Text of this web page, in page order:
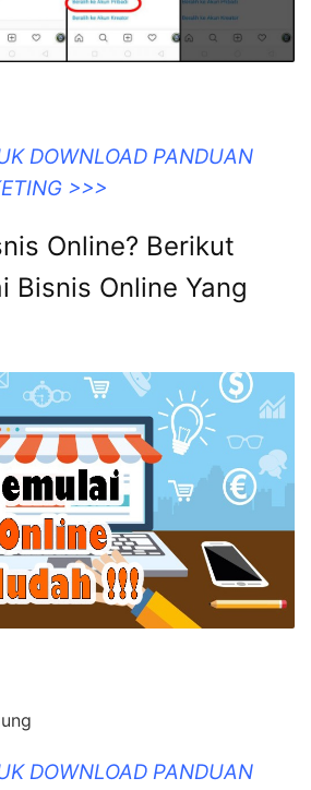
DOWNLOAD PANDUAN
>>>
Online? Berikut
Bisnis Online Yang
DOWNLOAD PANDUAN